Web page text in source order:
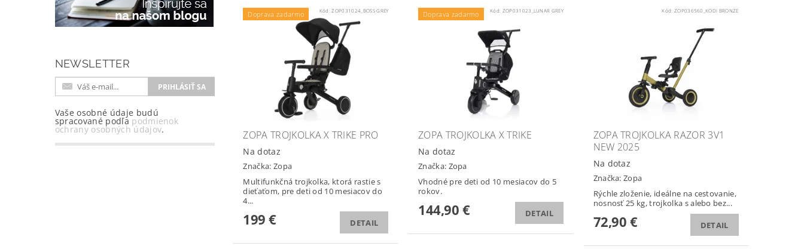
NEWSLETTER
Vaše osobné údaje budú
spracované podľa podmienok
ochrany osobných údajov.
Doprava zadarmo Kód:ZOP031024_BOSS GREY
ZOPA TROJKOLKA X TRIKE PRO
Na dotaz
Značka: Zopa
Multifunkčná trojkolka, ktorá rastie s
dieťaťom, pre deti od 10 mesiacov do
4...
199 € DETAIL
Doprava zadarmo Kód: ZOP031023_LUNAR GREY
ZOPA TROJKOLKA X TRIKE
Na dotaz
Značka: Zopa
Vhodné pre deti od 10 mesiacov do 5
rokov.
144,90 € DETAIL
Kód: ZOP036560_KODI BRONZE
ZOPA TROJKOLKA RAZOR 3V1
NEW 2025
Na dotaz
Značka:Zopa
Rýchle zloženie, ideálne na cestovanie,
nosnosť 25 kg, trojkolka s alebo bez...
72,90 € DETAIL